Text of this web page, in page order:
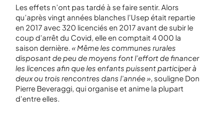
Les effets n’ont pas tardé à se faire sentir. Alors
qu’après vingt années blanches l’Usep était repartie
en 2017 avec 320 licenciés en 2017 avant de subir le
coup d’arrêt du Covid, elle en comptait 4 000 la
saison dernière. « Même les communes rurales
disposant de peu de moyens font l’effort de financer
les licences afin que les enfants puissent participer à
deux ou trois rencontres dans l’année », souligne Don
Pierre Beveraggi, qui organise et anime la plupart
d’entre elles.